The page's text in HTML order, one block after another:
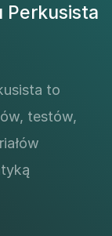
Perkusista
to
testów,